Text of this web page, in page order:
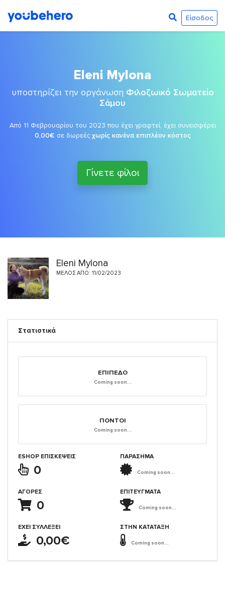
Είσοδος
Eleni Mylona
υποστηρίζει την οργάνωση Φιλοζωικό Σωματείο
Σάμου
Από 11 Φεβρουαρίου του 2023 που έχει γραφτεί, έχει συνεισφέρει
0,00€ σε δωρεές χωρίς κανένα επιπλέον κόστος
Γίνετε φίλοι
Eleni Mylona
ΜΈΛΟΣ ΑΠΌ: 11/02/2023
Στατιστικά
ΕΠΊΠΕΔΟ
Coming soon...
ΠΌΝΤΟΙ
Coming soon...
ESHOP ΕΠΙΣΚΈΨΕΙΣ
0
ΑΓΟΡΈΣ
0
ΈΧΕΙ ΣΥΛΛΈΞΕΙ
0,00€
ΠΑΡΑΣΗΜΑ
Coming soon...
ΕΠΙΤΕΎΓΜΑΤΑ
Coming soon...
ΣΤΗΝ ΚΑΤΆΤΑΞΗ
Coming soon...